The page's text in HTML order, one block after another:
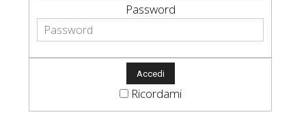
Password
Ricordami